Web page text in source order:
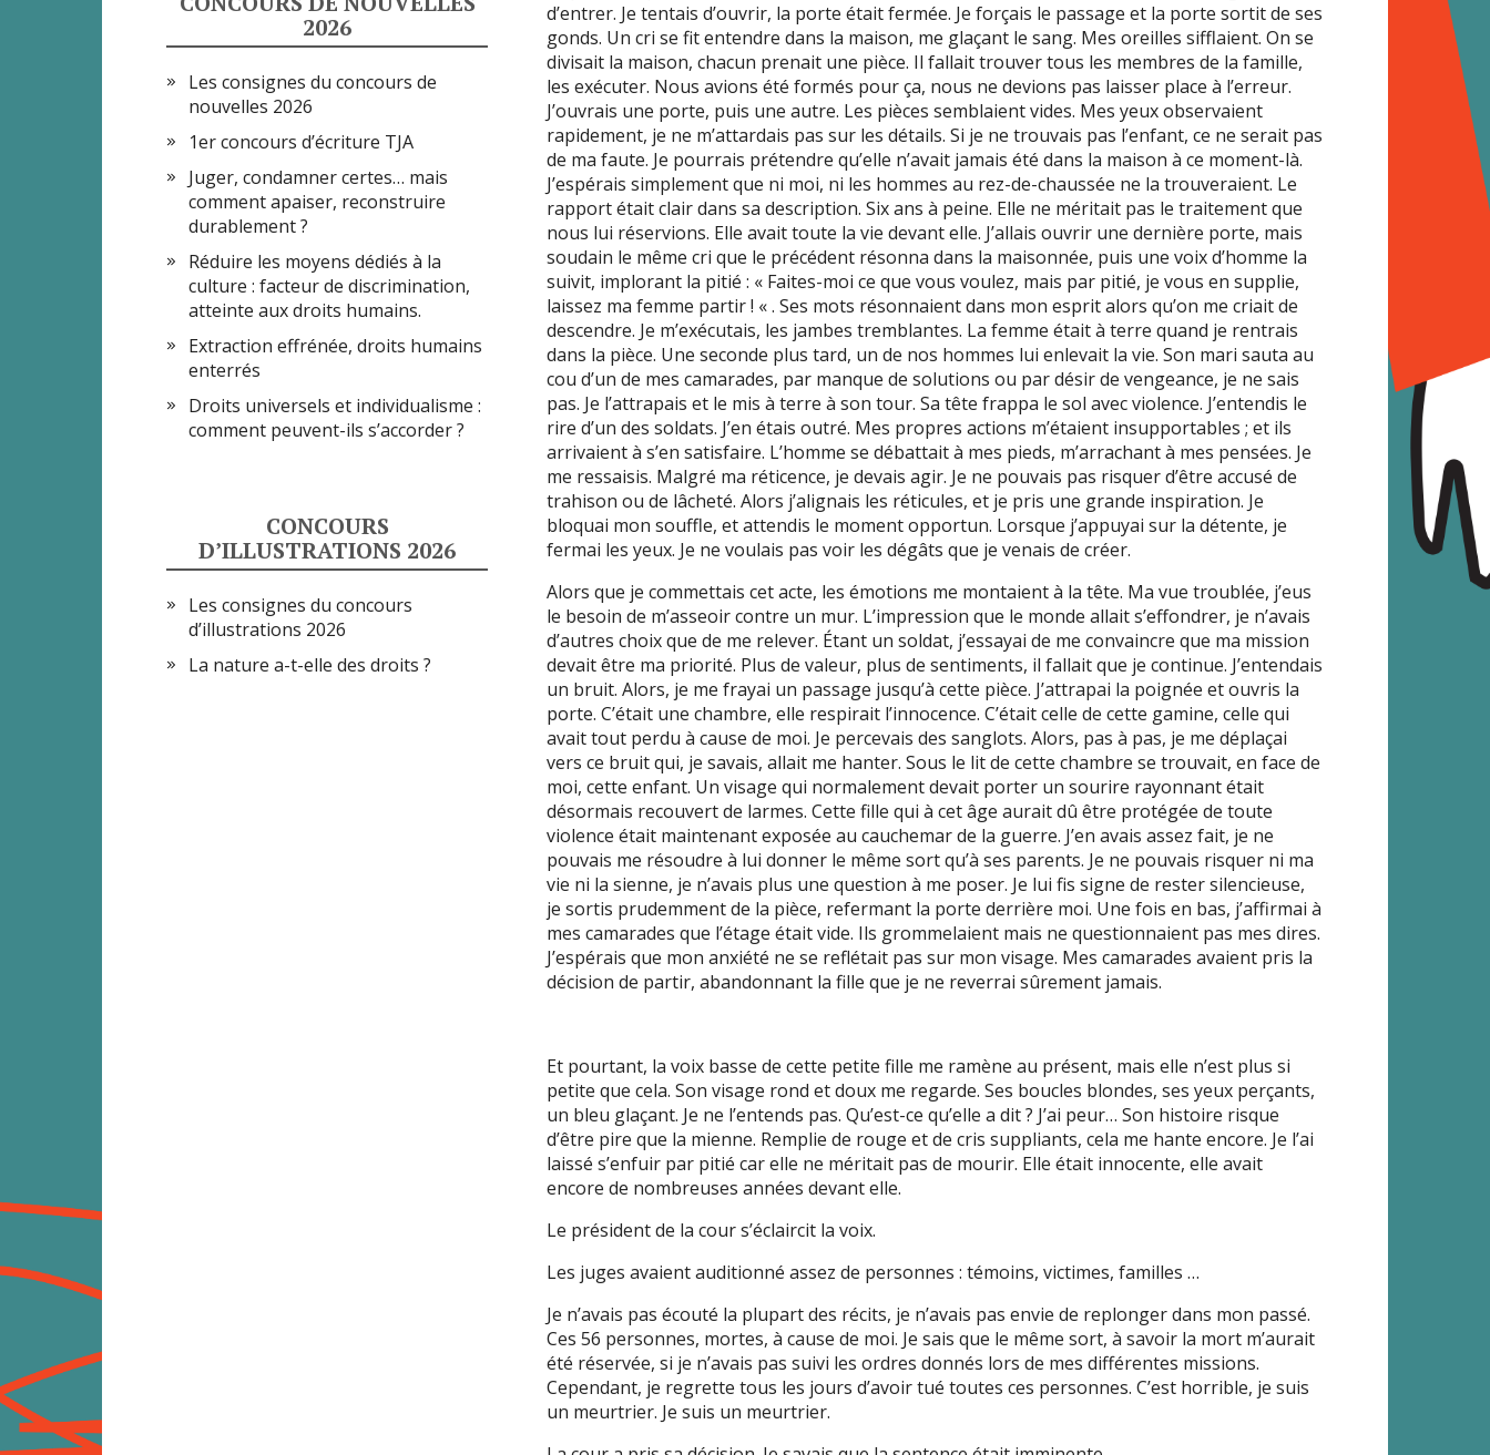
d’entrer. Je tentais d’ouvrir, la porte était fermée. Je forçais le passage et la porte sortit de ses
gonds. Un cri se fit entendre dans la maison, me glaçant le sang. Mes oreilles sifflaient. On se
divisait la maison, chacun prenait une pièce. Il fallait trouver tous les membres de la famille,
les exécuter. Nous avions été formés pour ça, nous ne devions pas laisser place à l’erreur.
J’ouvrais une porte, puis une autre. Les pièces semblaient vides. Mes yeux observaient
rapidement, je ne m’attardais pas sur les détails. Si je ne trouvais pas l’enfant, ce ne serait pas
de ma faute. Je pourrais prétendre qu’elle n’avait jamais été dans la maison à ce moment-là.
J’espérais simplement que ni moi, ni les hommes au rez-de-chaussée ne la trouveraient. Le
rapport était clair dans sa description. Six ans à peine. Elle ne méritait pas le traitement que
nous lui réservions. Elle avait toute la vie devant elle. J’allais ouvrir une dernière porte, mais
soudain le même cri que le précédent résonna dans la maisonnée, puis une voix d’homme la
suivit, implorant la pitié : « Faites-moi ce que vous voulez, mais par pitié, je vous en supplie,
laissez ma femme partir ! « . Ses mots résonnaient dans mon esprit alors qu’on me criait de
descendre. Je m’exécutais, les jambes tremblantes. La femme était à terre quand je rentrais
dans la pièce. Une seconde plus tard, un de nos hommes lui enlevait la vie. Son mari sauta au
cou d’un de mes camarades, par manque de solutions ou par désir de vengeance, je ne sais
pas. Je l’attrapais et le mis à terre à son tour. Sa tête frappa le sol avec violence. J’entendis le
rire d’un des soldats. J’en étais outré. Mes propres actions m’étaient insupportables ; et ils
arrivaient à s’en satisfaire. L’homme se débattait à mes pieds, m’arrachant à mes pensées. Je
me ressaisis. Malgré ma réticence, je devais agir. Je ne pouvais pas risquer d’être accusé de
trahison ou de lâcheté. Alors j’alignais les réticules, et je pris une grande inspiration. Je
bloquai mon souffle, et attendis le moment opportun. Lorsque j’appuyai sur la détente, je
fermai les yeux. Je ne voulais pas voir les dégâts que je venais de créer.
Alors que je commettais cet acte, les émotions me montaient à la tête. Ma vue troublée, j’eus
le besoin de m’asseoir contre un mur. L’impression que le monde allait s’effondrer, je n’avais
d’autres choix que de me relever. Étant un soldat, j’essayai de me convaincre que ma mission
devait être ma priorité. Plus de valeur, plus de sentiments, il fallait que je continue. J’entendais
un bruit. Alors, je me frayai un passage jusqu’à cette pièce. J’attrapai la poignée et ouvris la
porte. C’était une chambre, elle respirait l’innocence. C’était celle de cette gamine, celle qui
avait tout perdu à cause de moi. Je percevais des sanglots. Alors, pas à pas, je me déplaçai
vers ce bruit qui, je savais, allait me hanter. Sous le lit de cette chambre se trouvait, en face de
moi, cette enfant. Un visage qui normalement devait porter un sourire rayonnant était
désormais recouvert de larmes. Cette fille qui à cet âge aurait dû être protégée de toute
violence était maintenant exposée au cauchemar de la guerre. J’en avais assez fait, je ne
pouvais me résoudre à lui donner le même sort qu’à ses parents. Je ne pouvais risquer ni ma
vie ni la sienne, je n’avais plus une question à me poser. Je lui fis signe de rester silencieuse,
je sortis prudemment de la pièce, refermant la porte derrière moi. Une fois en bas, j’affirmai à
mes camarades que l’étage était vide. Ils grommelaient mais ne questionnaient pas mes dires.
J’espérais que mon anxiété ne se reflétait pas sur mon visage. Mes camarades avaient pris la
décision de partir, abandonnant la fille que je ne reverrai sûrement jamais.
Et pourtant, la voix basse de cette petite fille me ramène au présent, mais elle n’est plus si
petite que cela. Son visage rond et doux me regarde. Ses boucles blondes, ses yeux perçants,
un bleu glaçant. Je ne l’entends pas. Qu’est-ce qu’elle a dit ? J’ai peur… Son histoire risque
d’être pire que la mienne. Remplie de rouge et de cris suppliants, cela me hante encore. Je l’ai
laissé s’enfuir par pitié car elle ne méritait pas de mourir. Elle était innocente, elle avait
encore de nombreuses années devant elle.
Le président de la cour s’éclaircit la voix.
Les juges avaient auditionné assez de personnes : témoins, victimes, familles …
Je n’avais pas écouté la plupart des récits, je n’avais pas envie de replonger dans mon passé.
Ces 56 personnes, mortes, à cause de moi. Je sais que le même sort, à savoir la mort m’aurait
été réservée, si je n’avais pas suivi les ordres donnés lors de mes différentes missions.
Cependant, je regrette tous les jours d’avoir tué toutes ces personnes. C’est horrible, je suis
un meurtrier. Je suis un meurtrier.
2026
Les consignes du concours de
nouvelles 2026
1er concours d’écriture TJA
Juger, condamner certes… mais
comment apaiser, reconstruire
durablement ?
Réduire les moyens dédiés à la
culture : facteur de discrimination,
atteinte aux droits humains.
Extraction effrénée, droits humains
enterrés
Droits universels et individualisme :
comment peuvent-ils s’accorder ?
CONCOURS
D’ILLUSTRATIONS 2026
Les consignes du concours
d’illustrations 2026
La nature a-t-elle des droits ?